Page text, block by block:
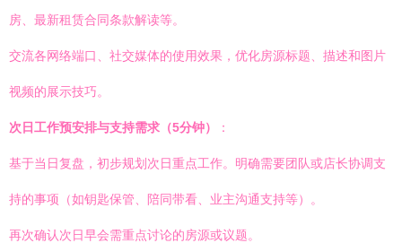
房、最新租赁合同条款解读等。
交流各网络端口、社交媒体的使用效果，优化房源标题、描述和图片
视频的展示技巧。
次日工作预安排与支持需求（5分钟） ：
基于当日复盘，初步规划次日重点工作。明确需要团队或店长协调支
持的事项（如钥匙保管、陪同带看、业主沟通支持等）。
再次确认次日早会需重点讨论的房源或议题。